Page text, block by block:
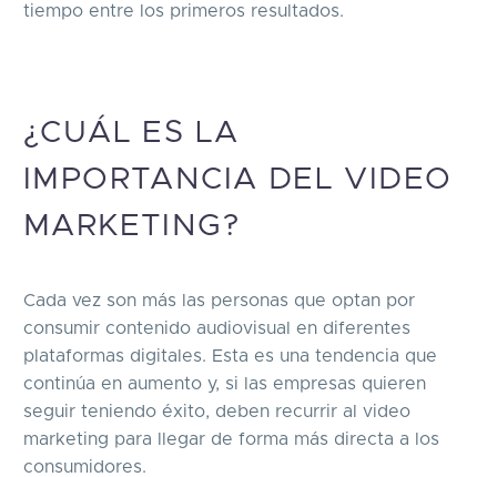
tiempo entre los primeros resultados.
¿CUÁL ES LA
IMPORTANCIA DEL VIDEO
MARKETING?
Cada vez son más las personas que optan por
consumir contenido audiovisual en diferentes
plataformas digitales. Esta es una tendencia que
continúa en aumento y, si las empresas quieren
seguir teniendo éxito, deben recurrir al video
marketing para llegar de forma más directa a los
consumidores.